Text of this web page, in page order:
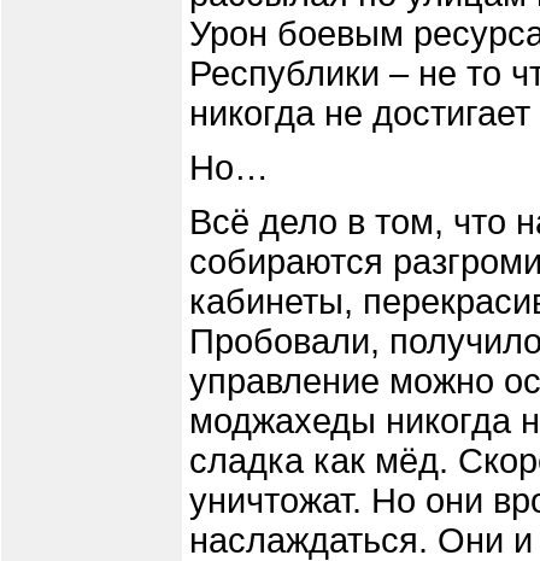
Урон боевым
Республики – не то
никогда не
Но…
Всё дело в том, что
собираются
кабинеты,
Пробовали,
управление можно
моджахеды никогда
сладка как мёд.
уничтожат. Но они
наслаждаться. Они